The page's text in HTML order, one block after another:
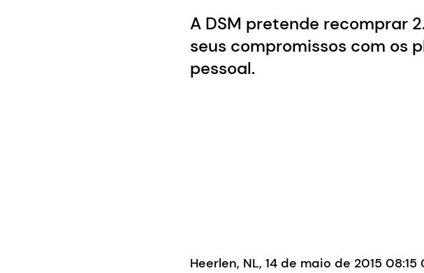
A DSM pretende recomprar
seus compromissos com os
pessoal.
Heerlen, NL, 14 de maio de 2015 08:15